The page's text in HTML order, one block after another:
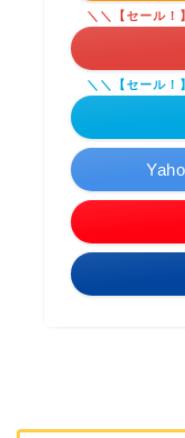
＼＼【セール
＼＼【セール